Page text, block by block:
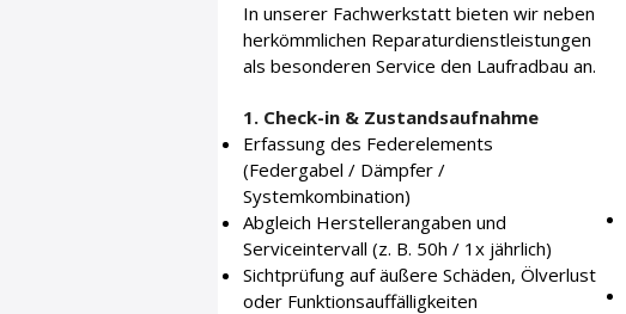
In unserer Fachwerkstatt bieten wir neben
herkömmlichen Reparaturdienstleistungen
als besonderen Service den Laufradbau an.
1. Check-in & Zustandsaufnahme
Erfassung des Federelements
(Federgabel / Dämpfer /
Systemkombination)
Abgleich Herstellerangaben und
Serviceintervall (z. B. 50h / 1x jährlich)
Sichtprüfung auf äußere Schäden, Ölverlust
oder Funktionsauffälligkeiten